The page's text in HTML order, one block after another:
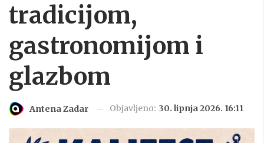
tradicijom,
gastronomijom i
glazbom
Antena Zadar Objavljeno: 30. lipnja 2026. 16:11